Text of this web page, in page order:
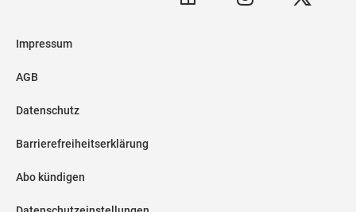
Impressum
AGB
Datenschutz
Barrierefreiheitserklärung
Abo kündigen